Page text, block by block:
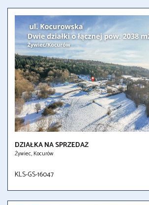
DZIAŁKA NA SPRZEDAŻ
Żywiec, Kocurów
KLS-GS-16047